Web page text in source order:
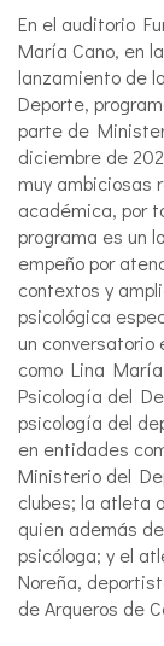
En el auditorio
María Cano, en
lanzamiento de
Deporte,
parte de
diciembre de
muy ambiciosas
académica, por
programa es un
empeño por
contextos y
psicológica
un conversatorio
como Lina
Psicología del
psicología del
en entidades
Ministerio del
clubes; la atleta
quien además
psicóloga; y el
Noreña,
de Arqueros de